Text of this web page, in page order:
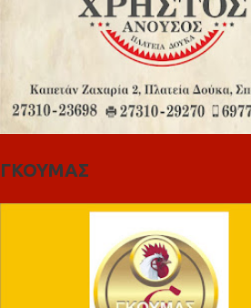
ΓΚΟΥΜΑΣ